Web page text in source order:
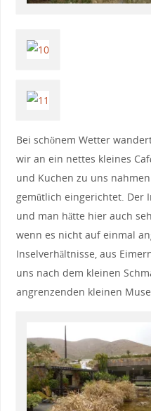
Bei schönem Wetter
wir an ein nettes kleines
und Kuchen zu uns
gemütlich eingerichtet. Der
und man hätte hier auch
wenn es nicht auf einmal
Inselverhältnisse, aus
uns nach dem kleinen
angrenzenden kleinen